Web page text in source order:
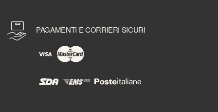
PAGAMENTI E CORRIERI SICURI